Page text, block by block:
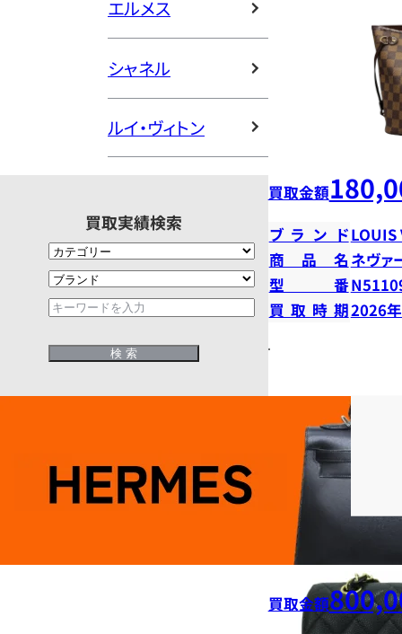
エルメス
シャネル
ルイ・ヴィトン
買取実績検索
買取金額
ブランドLOUIS
商品名 ネヴァ
型番
買取時期2026
買取金額